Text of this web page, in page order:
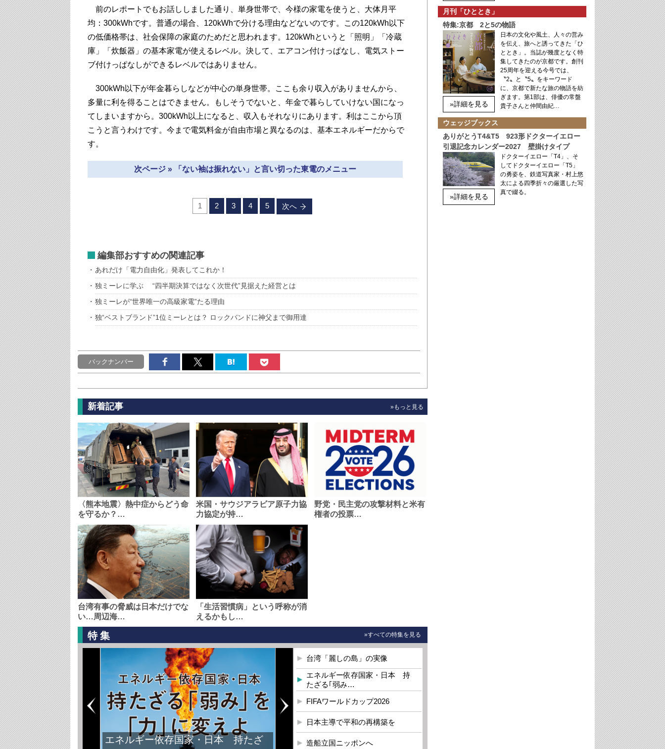
前のレポートでもお話ししました通り、単身世帯で、今様の家電を使うと、大体月平
均：300kWhです。普通の場合、120kWhで分ける理由などないのです。この120kWh以下
の低価格帯は、社会保障の家庭のためだと思われます。120kWhというと「照明」「冷蔵
庫」「炊飯器」の基本家電が使えるレベル。決して、エアコン付けっぱなし、電気ストー
ブ付けっぱなしができるレベルではありません。
300kWh以下が年金暮らしなどが中心の単身世帯。ここも余り収入がありませんから、
多量に利を得ることはできません。もしそうでないと、年金で暮らしていけない国になっ
てしまいますから。300kWh以上になると、収入もそれなりにあります。利はここから頂
こうと言うわけです。今まで電気料金が自由市場と異なるのは、基本エネルギーだからで
す。
次ページ » 「ない袖は振れない」と言い切った東電のメニュー
1 2 3 4 5 次へ
編集部おすすめの関連記事
あれだけ「電力自由化」発表してこれか！
独ミーレに学ぶ “四半期決算ではなく次世代”見据えた経営とは
独ミーレが“世界唯一の高級家電”たる理由
独“ベストブランド”1位ミーレとは？ ロックバンドに神父まで御用達
バックナンバー
新着記事 »もっと見る
〈熊本地震〉熱中症からどう命
を守るか？…
米国・サウジアラビア原子力協
力協定が持…
野党・民主党の攻撃材料と米有
権者の投票…
台湾有事の脅威は日本だけでな
い…周辺海…
「生活習慣病」という呼称が消
えるかもし…
特集 »すべての特集を見る
エネルギー依存国家・日本 持たざ
台湾「麗しの島」の実像
エネルギー依存国家・日本 持
たざる｢弱み…
FIFAワールドカップ2026
日本主導で平和の再構築を
造船立国ニッポンへ
月刊「ひととき」
特集:京都 2と5の物語
»詳細を見る
日本の文化や風土、人々の営み
を伝え、旅へと誘ってきた「ひ
ととき」。当誌が幾度となく特
集してきたのが京都です。創刊
25周年を迎える今号では、
〝2〟と〝5〟をキーワード
に、京都で新たな旅の物語を紡
ぎます。第1部は、俳優の常盤
貴子さんと仲間由紀…
ウェッジブックス
ありがとうT4&T5 923形ドクターイエロー
引退記念カレンダー2027 壁掛けタイプ
»詳細を見る
ドクターイエロー「T4」、そ
してドクターイエロー「T5」
の勇姿を、鉄道写真家・村上悠
太による四季折々の厳選した写
真で綴る。